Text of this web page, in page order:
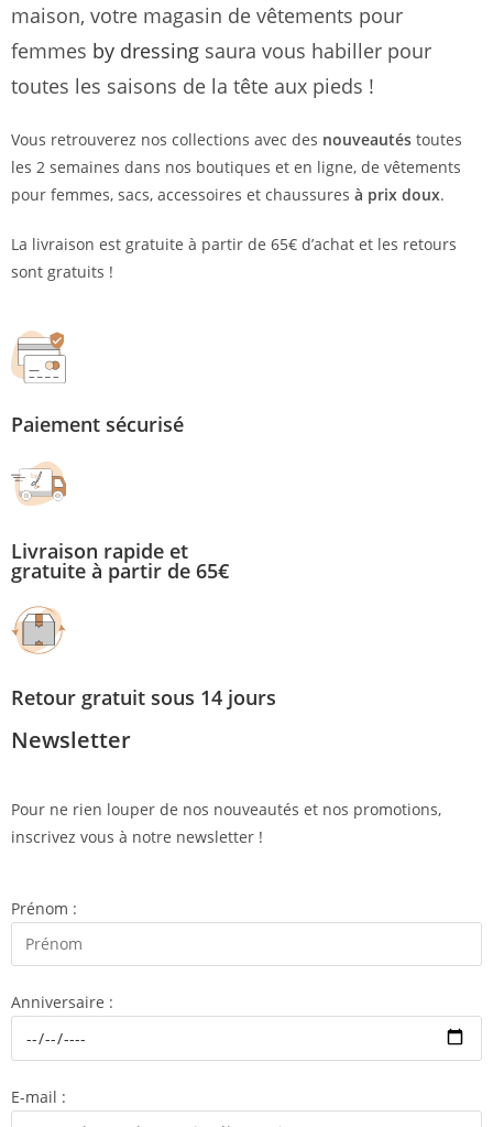
maison, votre magasin de vêtements pour
femmes by dressing saura vous habiller pour
toutes les saisons de la tête aux pieds !
Vous retrouverez nos collections avec des nouveautés toutes
les 2 semaines dans nos boutiques et en ligne, de vêtements
pour femmes, sacs, accessoires et chaussures à prix doux.
La livraison est gratuite à partir de 65€ d’achat et les retours
sont gratuits !
Paiement sécurisé
Livraison rapide et
gratuite à partir de 65€
Retour gratuit sous 14 jours
Newsletter
Pour ne rien louper de nos nouveautés et nos promotions,
inscrivez vous à notre newsletter !
Prénom :
Anniversaire :
E-mail :